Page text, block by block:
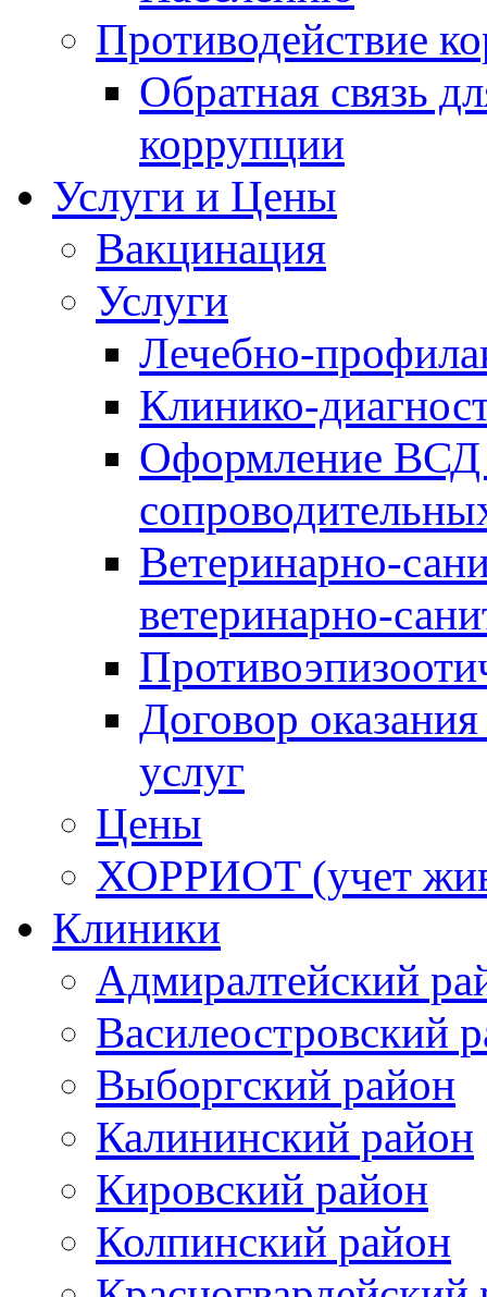
Противодействие
Обратная связь
коррупции
Услуги и Цены
Вакцинация
Услуги
Лечебно-
Клинико-
Оформление ВСД
Ветеринарно-
ветеринарно-
Договор
услуг
Цены
ХОРРИОТ (учет
Клиники
Адмиралтейский
Василеостровский
Выборгский район
Калининский район
Кировский район
Колпинский район